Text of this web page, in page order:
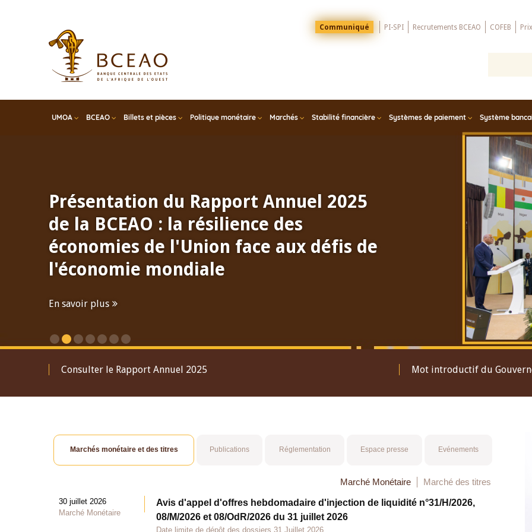
Menu
Top
Communiqué PI-SPI Recrutements BCEAO COFEB
UMOA BCEAO Billets et pièces Politique monétaire Marchés Stabilité financière Systèmes de paiement Système
Présentation du Rapport Annuel 2025
de la BCEAO : la résilience des
économies de l'Union face aux défis de
l'économie mondiale
En savoir plus
Consulter le Rapport Annuel 2025 Mot introductif du
Marchés monétaire et des titres Publications Réglementation Espace presse Evénements
Marché Monétaire Marché des titres
30 juillet 2026
Marché Monétaire
Avis d'appel d'offres hebdomadaire d'injection de liquidité n°31/H/2026,
08/M/2026 et 08/OdR/2026 du 31 juillet 2026
Date limite de dépôt des dossiers 31 Juillet 2026